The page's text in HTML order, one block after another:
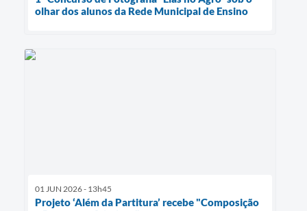
olhar dos alunos da Rede Municipal de Ensino
01 JUN 2026 - 13h45
Projeto ‘Além da Partitura’ recebe "Composição